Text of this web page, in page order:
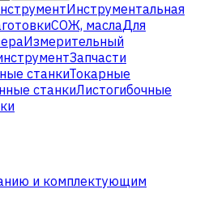
Инструментальная
СОЖ, маслаДля
Измерительный
Запчасти
станкиТокарные
станкиЛистогибочные
и комплектующим